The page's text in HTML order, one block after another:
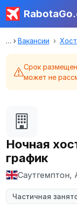
Вакансии
Срок
может не
Ночная
график
Саутгемптон,
Частичная